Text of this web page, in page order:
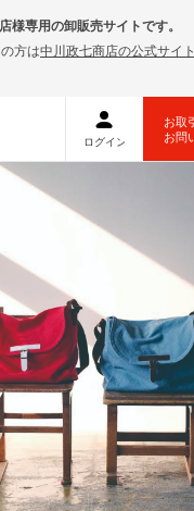
様専用の卸販売サイトです。
方は中川政七商店の公式サイト